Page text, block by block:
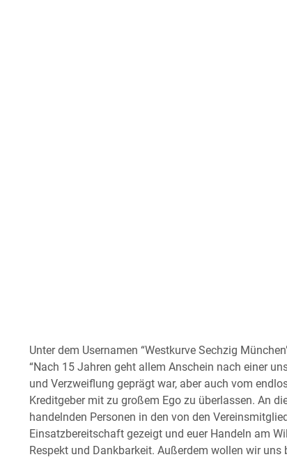
Unter dem Usernamen “Westkurve Sechzig
“Nach 15 Jahren geht allem Anschein nach einer
und Verzweiflung geprägt war, aber auch vom
Kreditgeber mit zu großem Ego zu überlassen. An
handelnden Personen in den von den
Einsatzbereitschaft gezeigt und euer Handeln am
Respekt und Dankbarkeit. Außerdem wollen wir